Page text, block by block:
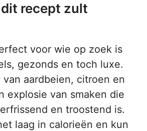
recept zult
voor wie op zoek is
gezonds en toch luxe.
van aardbeien, citroen en
explosie van smaken die
en troostend is.
laag in calorieën en kun